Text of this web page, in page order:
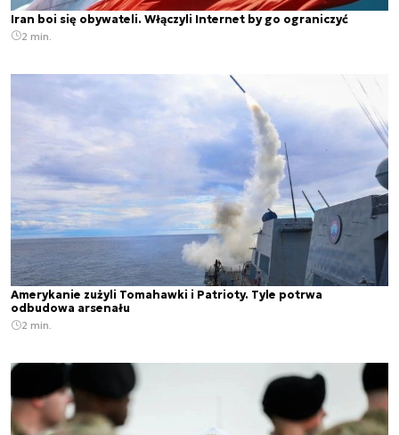
Iran boi się obywateli. Włączyli Internet by go ograniczyć
2 min.
Amerykanie zużyli Tomahawki i Patrioty. Tyle potrwa
odbudowa arsenału
2 min.